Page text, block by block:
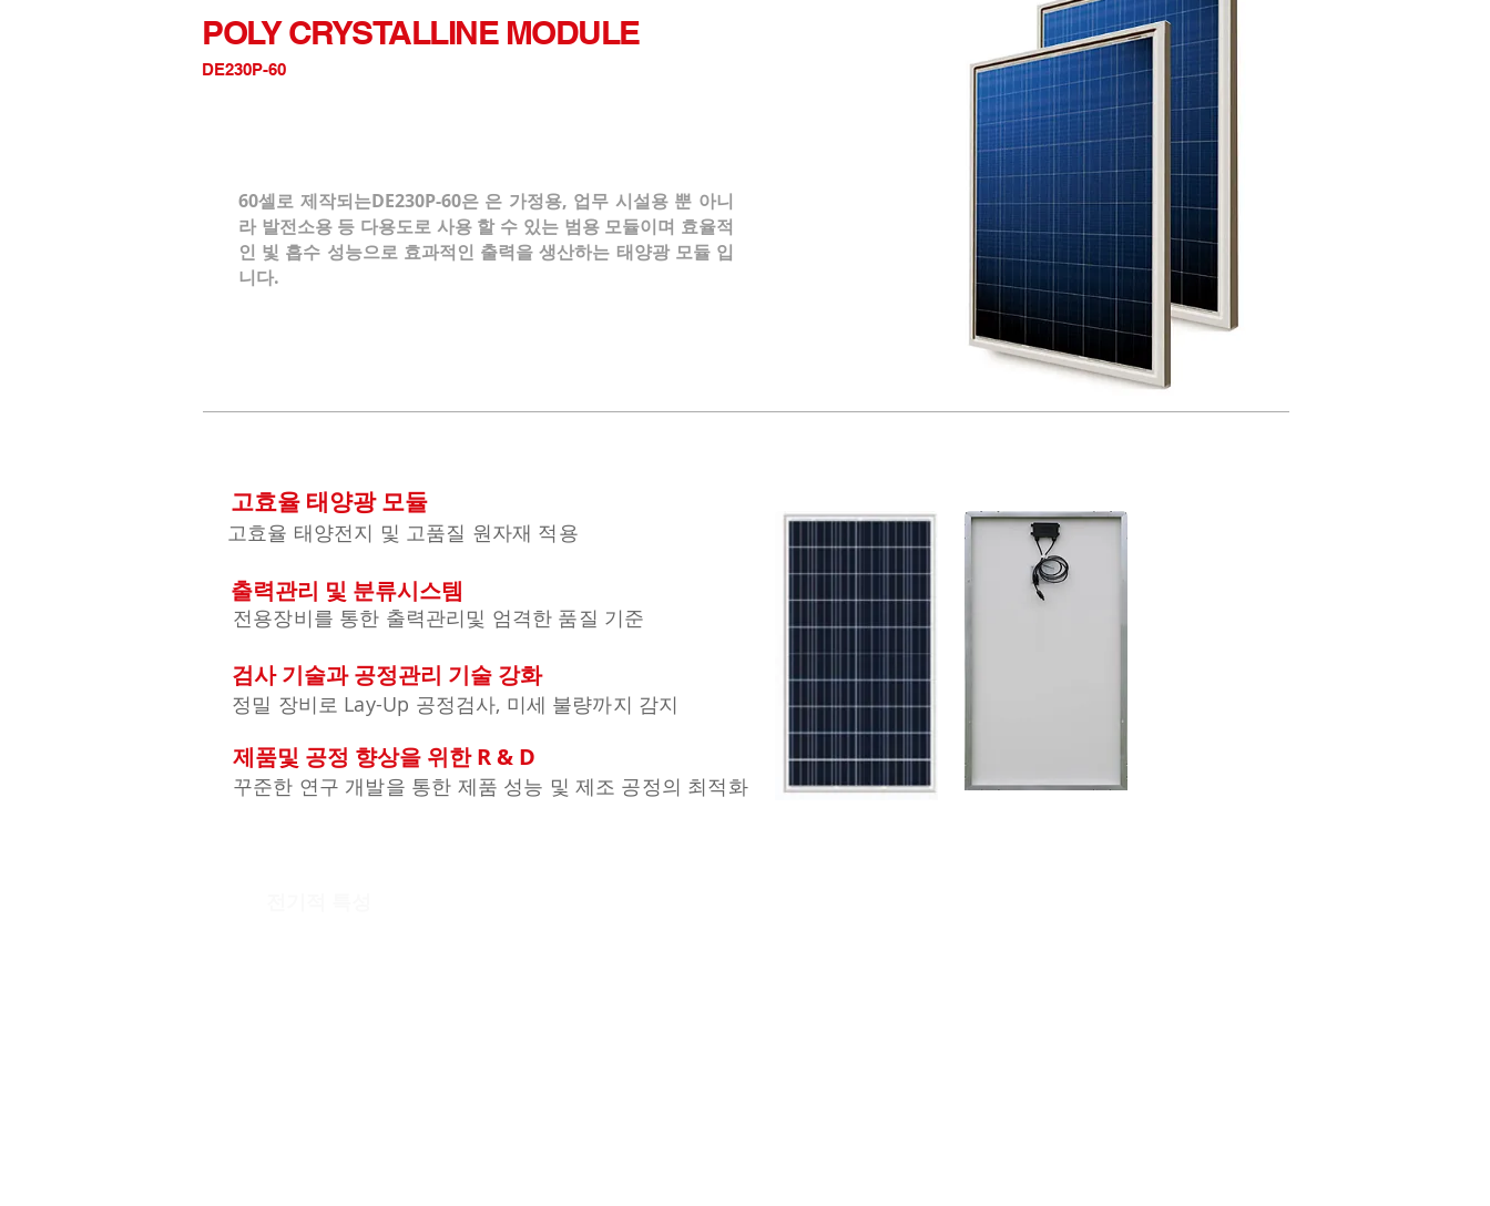
DE230P-60
POLY CRYSTALLINE MODULE
60셀로 제작되는DE230P-60은 은 가정용, 업무 시설용 뿐 아니
라 발전소용 등 다용도로 사용 할 수 있는 범용 모듈이며 효율적
인 빛 흡수 성능으로 효과적인 출력을 생산하는 태양광 모듈 입
니다.
고효율 태양광 모듈
고효율 태양전지 및 고품질 원자재 적용
전용장비를 통한 출력관리및 엄격한 품질 기준
출력관리 및 분류시스템
정밀 장비로 Lay-Up 공정검사, 미세 불량까지 감지
꾸준한 연구 개발을 통한 제품 성능 및 제조 공정의 최적화
제품및 공정 향상을 위한 R & D
검사 기술과 공정관리 기술 강화